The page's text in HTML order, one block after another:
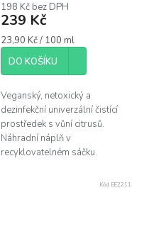
198 Kč bez DPH
239 Kč
Měrná
cena:
23,90 Kč / 100 ml
DO KOŠÍKU
Veganský, netoxický a
dezinfekční univerzální čistící
prostředek s vůní citrusů.
Náhradní náplň v
recyklovatelném sáčku.
Kód: EE2211